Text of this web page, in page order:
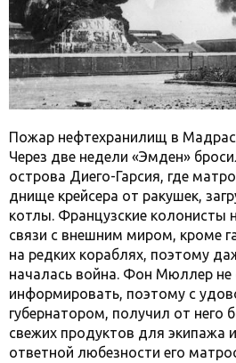
Пожар нефтехранилищ в
Через две недели «Эмден»
острова Диего-Гарсия, где
днище крейсера от ракушек,
котлы. Французские колонисты
связи с внешним миром, кроме
на редких кораблях, поэтому
началась война. Фон Мюллер не
информировать, поэтому с
губернатором, получил от него
свежих продуктов для экипажа
ответной любезности его